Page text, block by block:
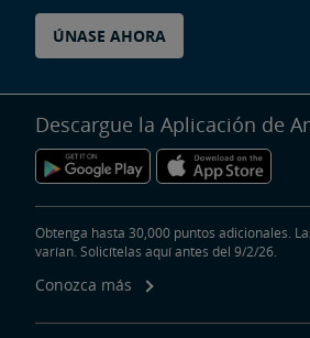
ÚNASE AHORA
Descargue la Aplicación de
Obtenga hasta 30,000 puntos adicionales.
varían. Solicítelas aquí antes del 9/2/26.
Conozca más